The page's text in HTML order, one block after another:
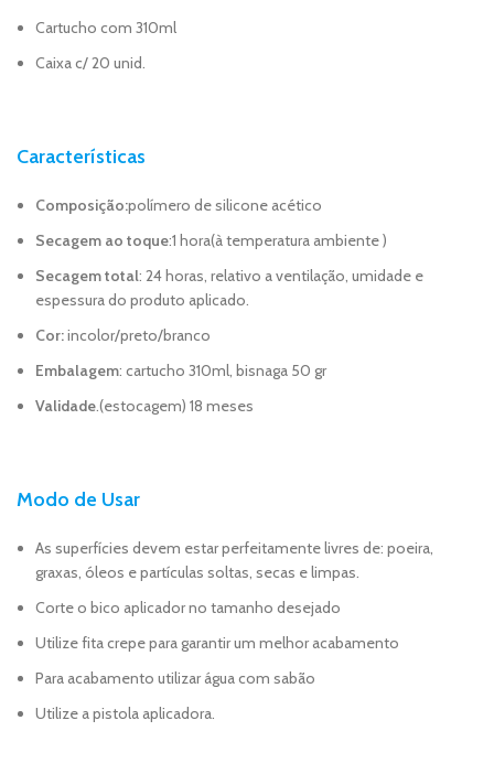
Cartucho com 310ml
Caixa c/ 20 unid.
Características
Composição:polímero de silicone acético
Secagem ao toque:1 hora(à temperatura ambiente )
Secagem total: 24 horas, relativo a ventilação, umidade e
espessura do produto aplicado.
Cor:incolor/preto/branco
Embalagem: cartucho 310ml, bisnaga 50 gr
Validade.(estocagem) 18 meses
Modo de Usar
As superfícies devem estar perfeitamente livres de: poeira,
graxas, óleos e partículas soltas, secas e limpas.
Corte o bico aplicador no tamanho desejado
Utilize fita crepe para garantir um melhor acabamento
Para acabamento utilizar água com sabão
Utilize a pistola aplicadora.